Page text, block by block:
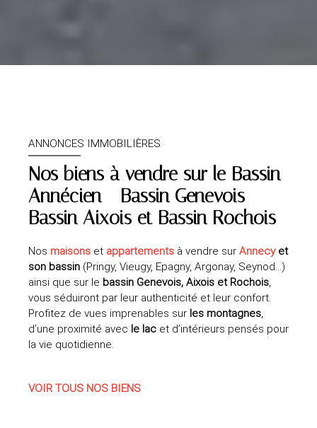
ANNONCES IMMOBILIÈRES
Nos biens à vendre sur le Bassin
Annécien - Bassin Genevois -
Bassin Aixois et Bassin Rochois
Nos maisons et appartements à vendre sur Annecyet
son bassin (Pringy, Vieugy, Epagny, Argonay, Seynod…)
ainsi que sur le bassin Genevois, Aixois et Rochois,
vous séduiront par leur authenticité et leur confort.
Profitez de vues imprenables sur les montagnes,
d’une proximité avec le lac et d’intérieurs pensés pour
la vie quotidienne.
VOIR TOUS NOS BIENS